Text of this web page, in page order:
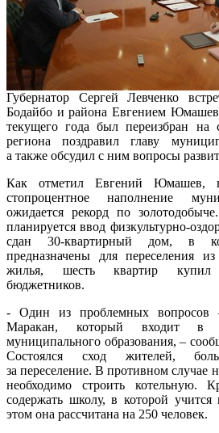
Губернатор Сергей Левченко
Бодайбо и района Евгением
текущего года был переизбран на
региона поздравил главу
а также обсудил с ним вопросы
Как отметил Евгений Юмашев,
стопроцентное наполнение
ожидается рекорд по
планируется ввод физкультурно-
сдан 30-квартирный дом, в
предназначены для переселения
жилья, шесть квартир купил
бюджетников.
- Один из проблемных вопросов
Маракан, который входит в
муниципального образования, –
Состоялся сход жителей,
за переселение. В противном случае
необходимо строить котельную.
содержать школу, в которой
этом она рассчитана на 250 человек.